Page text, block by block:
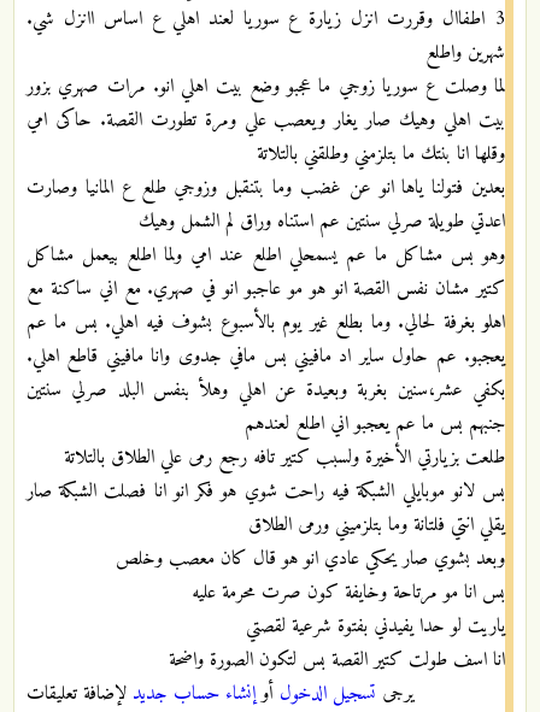
3 اطفاال وقررت انزل زيارة ع سوريا لعند اهلي ع اساس اانزل شي.
شهرين واطلع
لما وصلت ع سوريا زوجي ما عجبو وضع بيت اهلي انو. مرات صهري بزور
بيت اهلي وهيك صار يغار ويعصب علي ومرة تطورت القصة. حاكى امي
وقلها انا بنتك ما بتلزمني وطلقني بالتلاتة
بعدين فتولنا ياها انو عن غضب وما بتنقبل وزوجي طلع ع المانيا وصارت
اعدتي طويلة صرلي سنتين عم استناه وراق لم الشمل وهيك
وهو بس مشاكل ما عم يسمحلي اطلع عند امي ولما اطلع بيعمل مشاكل
كتير مشان نفس القصة انو هو مو عاجبو انو في صهري. مع اني ساكنة مع
اهلو بغرفة لحالي. وما بطلع غير يوم بالأسبوع بشوف فيه اهلي. بس ما عم
يعجبو. عم حاول ساير اد مافيني بس مافي جدوى وانا مافيني قاطع اهلي.
بكفي عشر،سنين بغربة وبعيدة عن اهلي وهلأ بنفس البلد صرلي سنتين
جنبهم بس ما عم يعجبو اني اطلع لعندهم
طلعت بزيارتي الأخيرة ولسبب كتير تافه رجع رمى علي الطلاق بالتلاتة
بس لانو موبايلي الشبكة فيه راحت شوي هو فكر انو انا فصلت الشبكة صار
يقلي انتي فلتانة وما بتلزميني ورمى الطلاق
وبعد بشوي صار يحكي عادي انو هو قال كان معصب وخلص
بس انا مو مرتاحة وخايفة كون صرت محرمة عليه
ياريت لو حدا يفيدني بفتوة شرعية لقصتي
انا اسف طولت كتير القصة بس لتكون الصورة واضحة
يرجى تسجيل الدخول أوإنشاء حساب جديد لإضافة تعليقات